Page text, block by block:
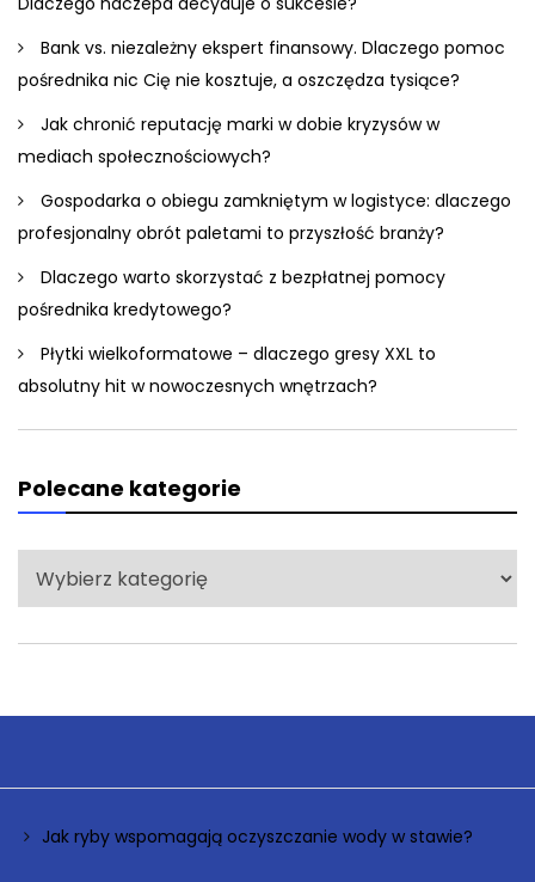
Bank vs. niezależny ekspert finansowy. Dlaczego pomoc
pośrednika nic Cię nie kosztuje, a oszczędza tysiące?
Jak chronić reputację marki w dobie kryzysów w
mediach społecznościowych?
Gospodarka o obiegu zamkniętym w logistyce: dlaczego
profesjonalny obrót paletami to przyszłość branży?
Dlaczego warto skorzystać z bezpłatnej pomocy
pośrednika kredytowego?
Płytki wielkoformatowe – dlaczego gresy XXL to
absolutny hit w nowoczesnych wnętrzach?
Polecane kategorie
Polecane
kategorie
Jak ryby wspomagają oczyszczanie wody w stawie?